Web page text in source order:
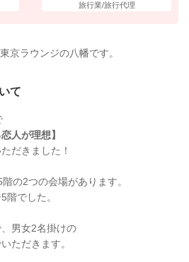
旅行業/旅行代理
京ラウンジの八幡です。
て
人が理想】
だきました！
の2つの会場があります。
階でした。
男女2名掛けの
ただきます。